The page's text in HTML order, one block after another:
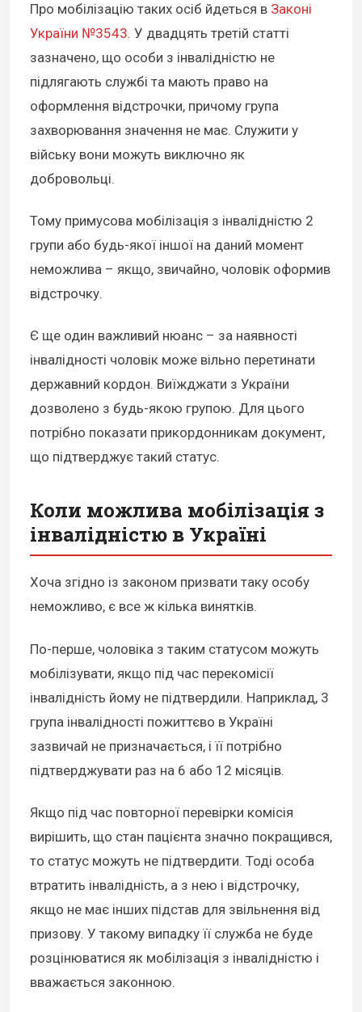
Про мобілізацію таких осіб йдеться в Законі
України №3543. У двадцять третій статті
зазначено, що особи з інвалідністю не
підлягають службі та мають право на
оформлення відстрочки, причому група
захворювання значення не має. Служити у
війську вони можуть виключно як
добровольці.
Тому примусова мобілізація з інвалідністю 2
групи або будь-якої іншої на даний момент
неможлива – якщо, звичайно, чоловік оформив
відстрочку.
Є ще один важливий нюанс – за наявності
інвалідності чоловік може вільно перетинати
державний кордон. Виїжджати з України
дозволено з будь-якою групою. Для цього
потрібно показати прикордонникам документ,
що підтверджує такий статус.
Коли можлива мобілізація з
інвалідністю в Україні
Хоча згідно із законом призвати таку особу
неможливо, є все ж кілька винятків.
По-перше, чоловіка з таким статусом можуть
мобілізувати, якщо під час перекомісії
інвалідність йому не підтвердили. Наприклад, 3
група інвалідності пожиттєво в Україні
зазвичай не призначається, і її потрібно
підтверджувати раз на 6 або 12 місяців.
Якщо під час повторної перевірки комісія
вирішить, що стан пацієнта значно покращився,
то статус можуть не підтвердити. Тоді особа
втратить інвалідність, а з нею і відстрочку,
якщо не має інших підстав для звільнення від
призову. У такому випадку її служба не буде
розцінюватися як мобілізація з інвалідністю і
вважається законною.